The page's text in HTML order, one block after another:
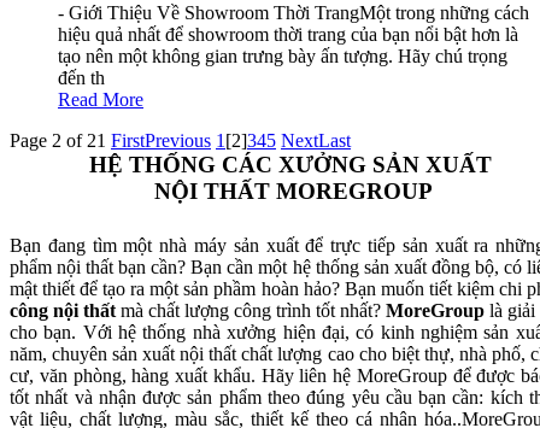
- Giới Thiệu Về Showroom Thời TrangMột trong những cách
hiệu quả nhất để showroom thời trang của bạn nổi bật hơn là
tạo nên một không gian trưng bày ấn tượng. Hãy chú trọng
đến th
Read More
Page 2 of 21 FirstPrevious 1 [2]345 NextLast
HỆ THỐNG CÁC XƯỞNG SẢN XUẤT
NỘI THẤT MOREGROUP
Bạn đang tìm một nhà máy sản xuất để trực tiếp sản xuất ra
phẩm nội thất bạn cần? Bạn cần một hệ thống sản xuất đồng bộ, có
mật thiết để tạo ra một sản phầm hoàn hảo? Bạn muốn tiết kiệm chi
công nội thất mà chất lượng công trình tốt nhất? MoreGroup là giải
cho bạn. Với hệ thống nhà xưởng hiện đại, có kinh nghiệm sản
năm, chuyên sản xuất nội thất chất lượng cao cho biệt thự, nhà phố,
cư, văn phòng, hàng xuất khẩu. Hãy liên hệ MoreGroup để được
tốt nhất và nhận được sản phẩm theo đúng yêu cầu bạn cần: kích
vật liệu, chất lượng, màu sắc, thiết kế theo cá nhân